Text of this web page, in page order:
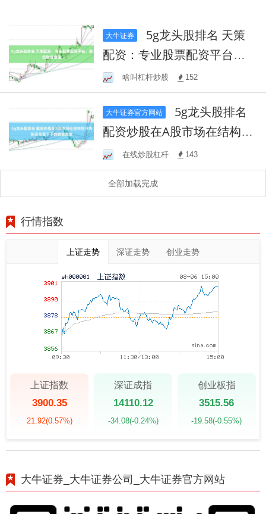
大牛证券
配资：专业股票配资平台，
助您财富增值
啥叫杠杆炒股 152
大牛证券官方网站
配资炒股在A股市场在结构性
行情阶段背景下下的数据观
察
在线炒股杠杆 143
全部加载完成
行情指数
上证走势 深证走势 创业走势
上证指数
3900.35
21.92(0.57%)
深证成指
14110.12
-34.08(-0.24%)
创业板指
3515.56
-19.58(-0.55%)
大牛证券_大牛证券公司_大牛证券官方网站